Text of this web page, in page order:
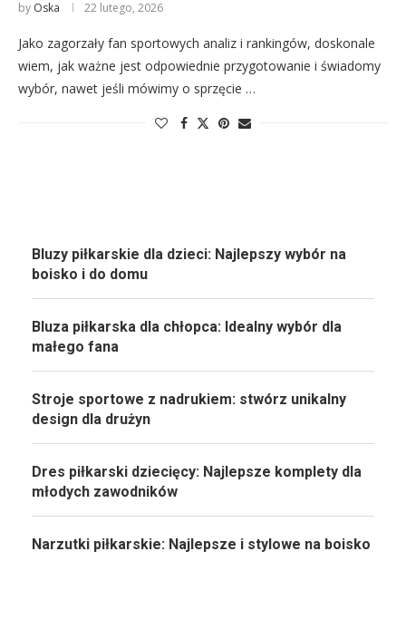
by Oska 22 lutego, 2026
Jako zagorzały fan sportowych analiz i rankingów, doskonale
wiem, jak ważne jest odpowiednie przygotowanie i świadomy
wybór, nawet jeśli mówimy o sprzęcie …
Bluzy piłkarskie dla dzieci: Najlepszy wybór na
boisko i do domu
Bluza piłkarska dla chłopca: Idealny wybór dla
małego fana
Stroje sportowe z nadrukiem: stwórz unikalny
design dla drużyn
Dres piłkarski dziecięcy: Najlepsze komplety dla
młodych zawodników
Narzutki piłkarskie: Najlepsze i stylowe na boisko